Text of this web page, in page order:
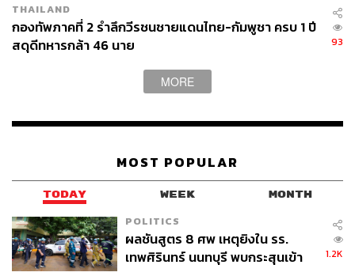
THAILAND
กองทัพภาคที่ 2 รำลึกวีรชนชายแดนไทย-กัมพูชา ครบ 1 ปี
สดุดีทหารกล้า 46 นาย
93
MORE
MOST POPULAR
TODAY WEEK MONTH
POLITICS
ผลชันสูตร 8 ศพ เหตุยิงใน รร.
เทพศิรินทร์ นนทบุรี พบกระสุนเข้า
1.2K